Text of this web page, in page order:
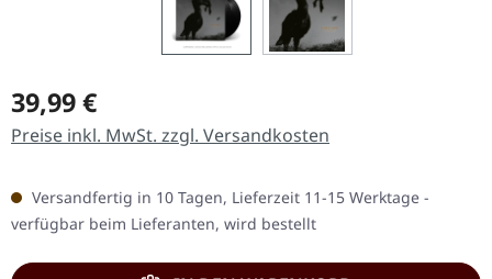
Regulärer Preis:
39,99 €
Preise inkl. MwSt. zzgl. Versandkosten
Versandfertig in 10 Tagen, Lieferzeit 11-15 Werktage -
verfügbar beim Lieferanten, wird bestellt